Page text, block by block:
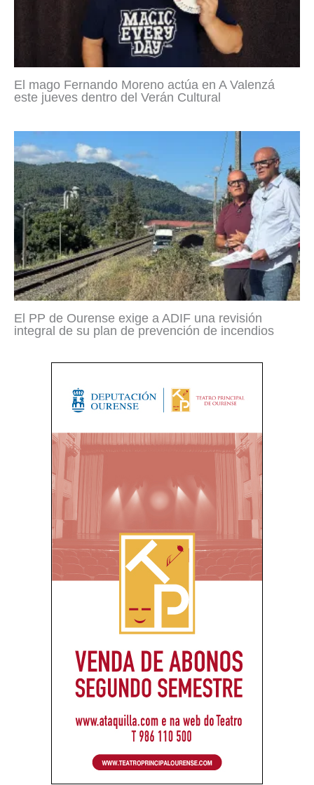
El mago Fernando Moreno actúa en A Valenzá
este jueves dentro del Verán Cultural
El PP de Ourense exige a ADIF una revisión
integral de su plan de prevención de incendios